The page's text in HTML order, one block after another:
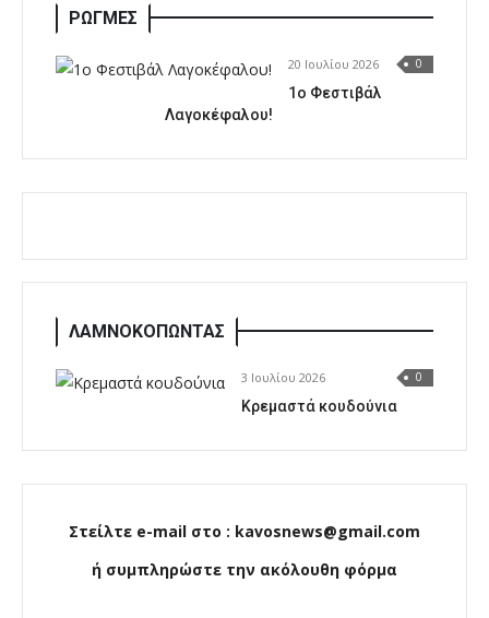
ΡΩΓΜΕΣ
20 Ιουλίου 2026 0
1o Φεστιβάλ
Λαγοκέφαλου!
ΛΑΜΝΟΚΟΠΩΝΤΑΣ
3 Ιουλίου 2026 0
Κρεμαστά κουδούνια
Στείλτε e-mail στο : kavosnews@gmail.com
ή συμπληρώστε την ακόλουθη φόρμα